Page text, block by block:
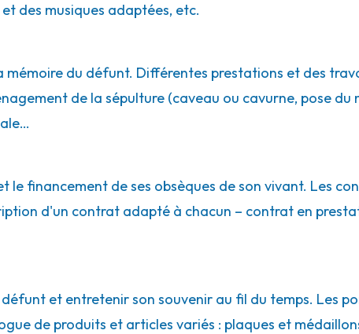
des musiques adaptées, etc.
mémoire du défunt. Différentes prestations et des
de la sépulture (caveau ou cavurne, pose
financement de ses obsèques de son vivant. Les
d'un contrat adapté à chacun – contrat en
et entretenir son souvenir au fil du temps. Les
de produits et articles variés : plaques et